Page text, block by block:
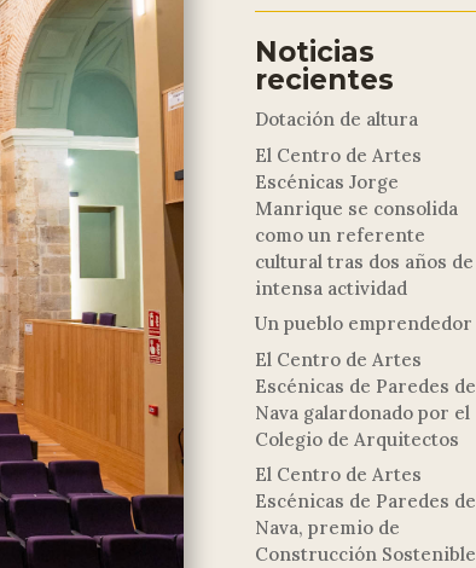
Noticias
recientes
Dotación de altura
El Centro de Artes
Escénicas Jorge
Manrique se consolida
como un referente
cultural tras dos años de
intensa actividad
Un pueblo emprendedor
El Centro de Artes
Escénicas de Paredes de
Nava galardonado por el
Colegio de Arquitectos
El Centro de Artes
Escénicas de Paredes de
Nava, premio de
Construcción Sostenible